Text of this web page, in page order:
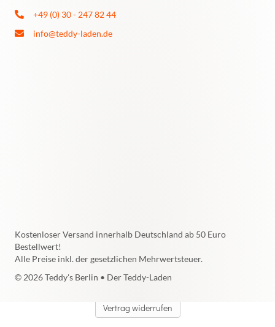
+49 (0) 30 - 247 82 44
info@teddy-laden.de
© 2026 Teddy's Berlin • Der Teddy-Laden
Kostenloser Versand innerhalb Deutschland ab 50 Euro
Bestellwert!
Alle Preise inkl. der gesetzlichen Mehrwertsteuer.
Vertrag widerrufen